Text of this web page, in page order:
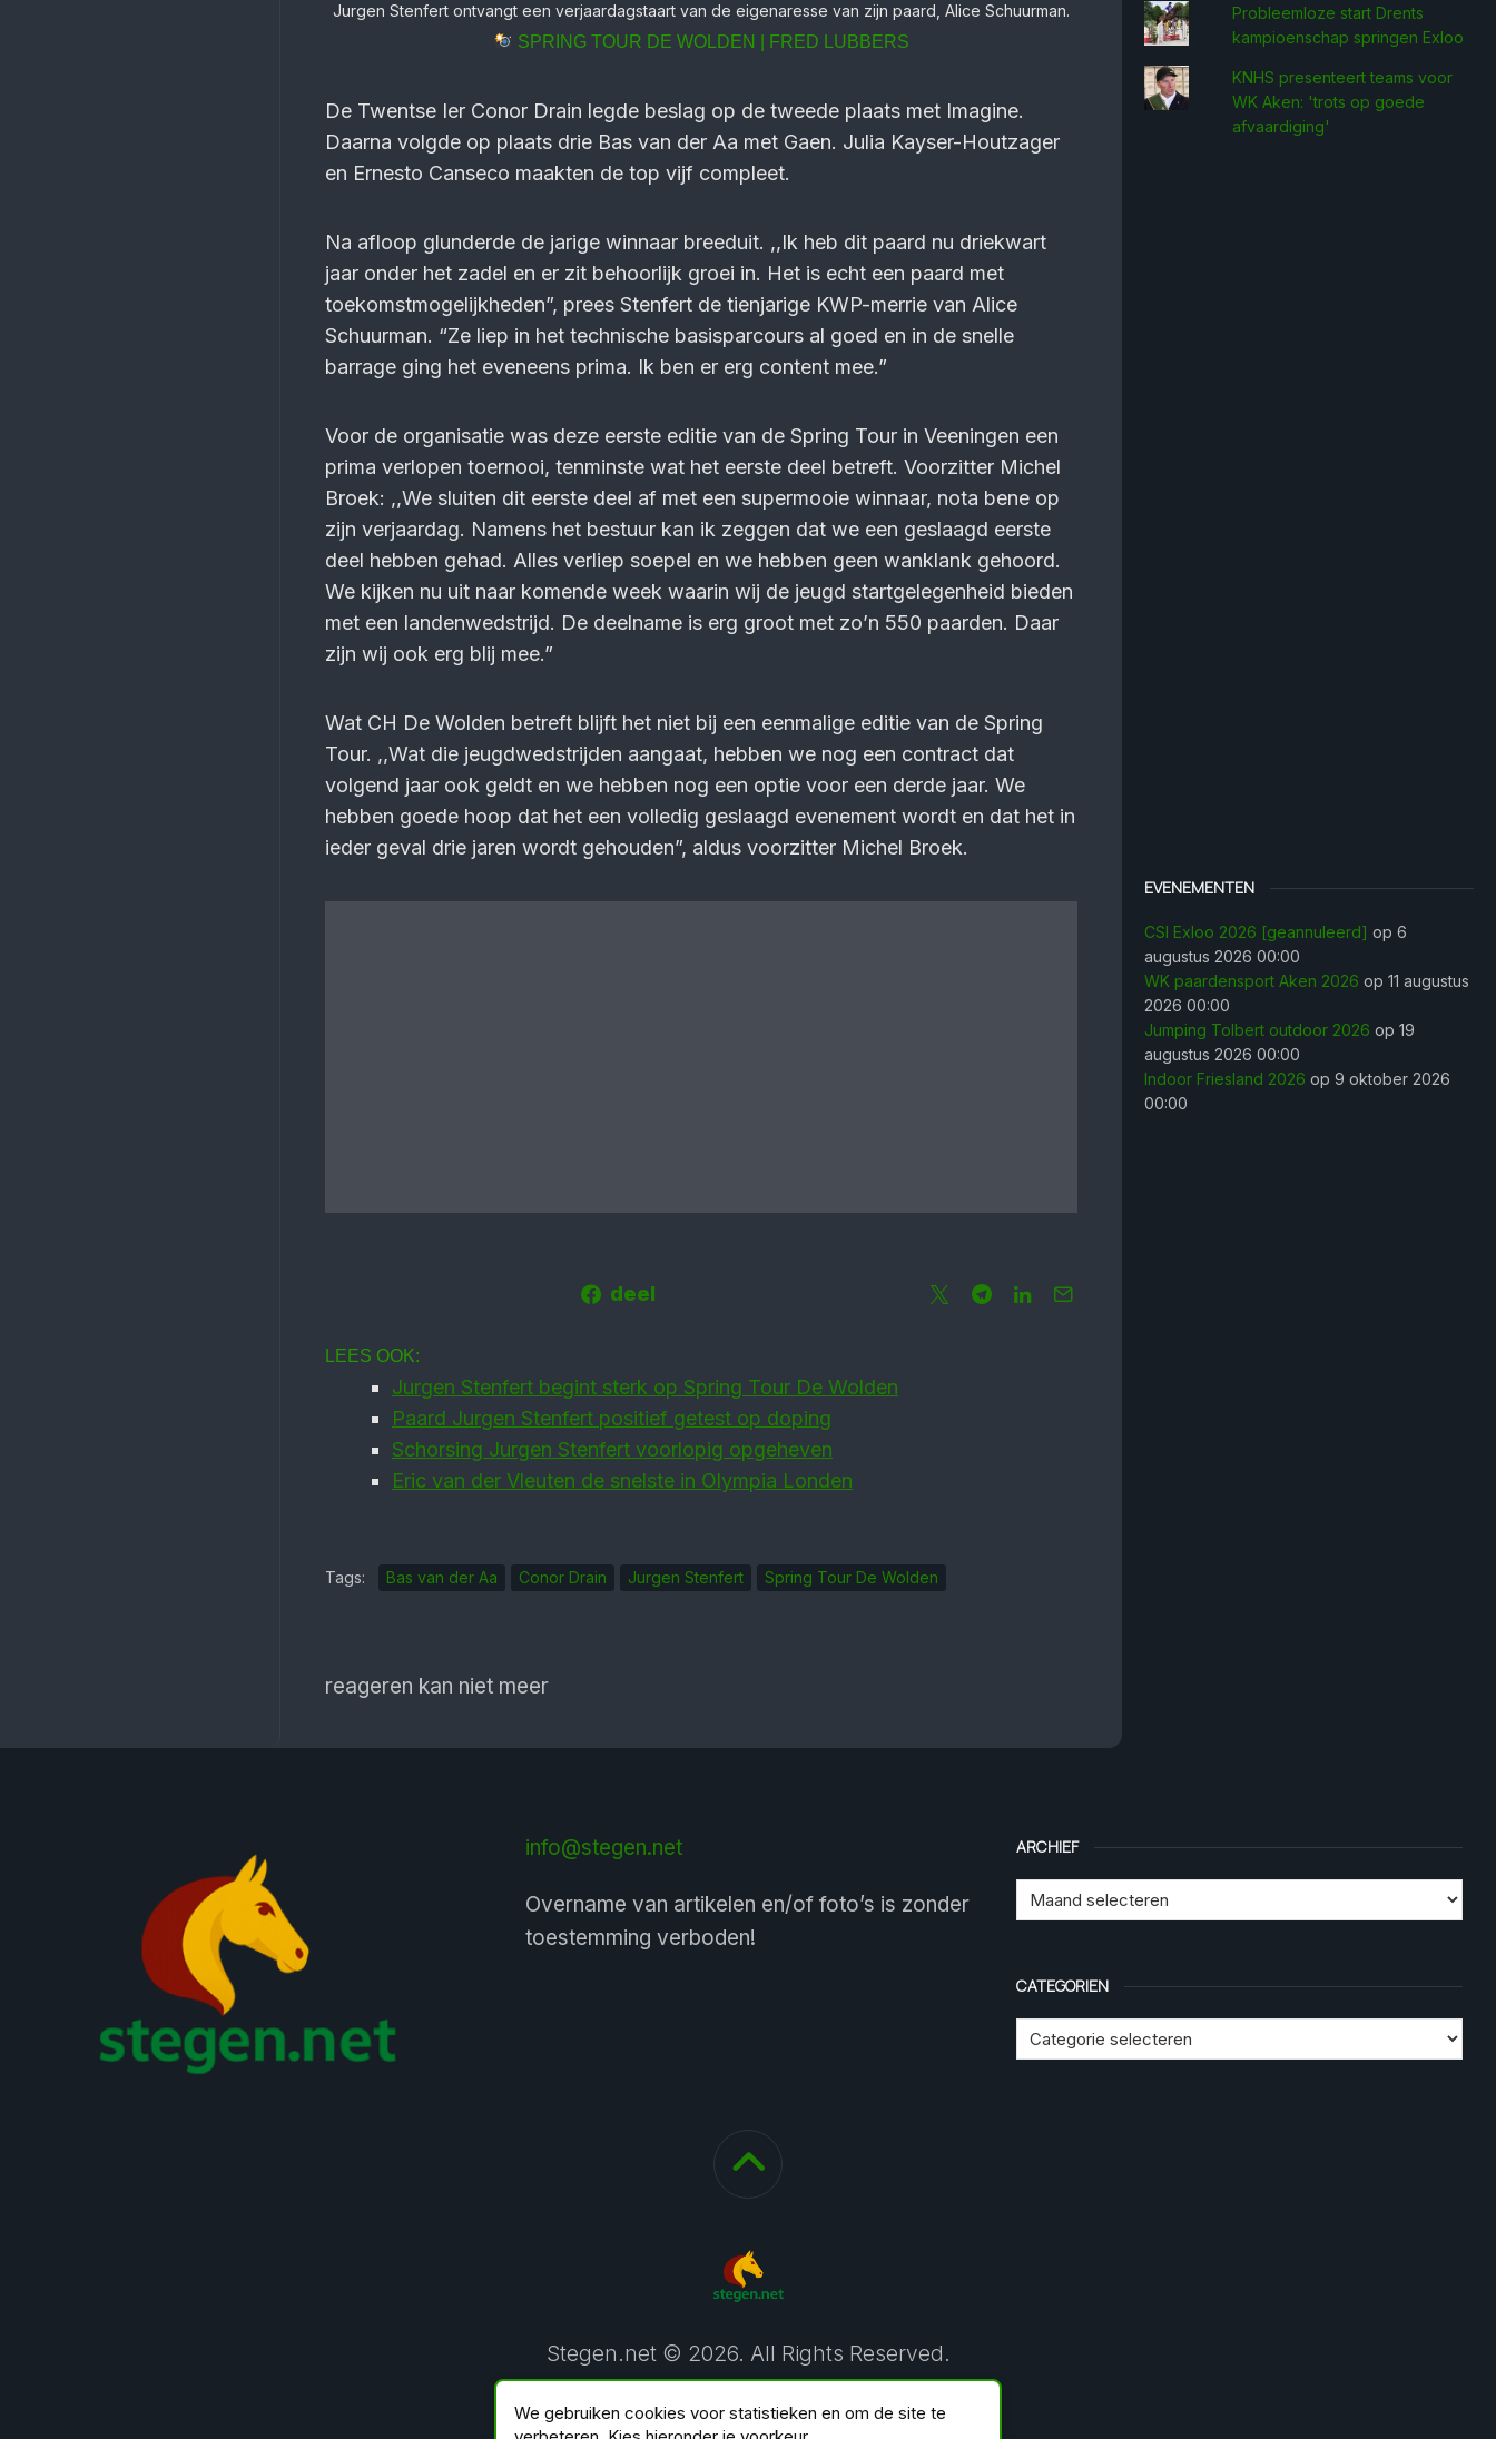
Jurgen Stenfert ontvangt een verjaardagstaart van de eigenaresse van zijn paard, Alice Schuurman.
SPRING TOUR DE WOLDEN | FRED LUBBERS
De Twentse Ier Conor Drain legde beslag op de tweede plaats met Imagine.
Daarna volgde op plaats drie Bas van der Aa met Gaen. Julia Kayser-Houtzager
en Ernesto Canseco maakten de top vijf compleet.
Na afloop glunderde de jarige winnaar breeduit. ,,Ik heb dit paard nu driekwart
jaar onder het zadel en er zit behoorlijk groei in. Het is echt een paard met
toekomstmogelijkheden”, prees Stenfert de tienjarige KWP-merrie van Alice
Schuurman. “Ze liep in het technische basisparcours al goed en in de snelle
barrage ging het eveneens prima. Ik ben er erg content mee.”
Voor de organisatie was deze eerste editie van de Spring Tour in Veeningen een
prima verlopen toernooi, tenminste wat het eerste deel betreft. Voorzitter Michel
Broek: ,,We sluiten dit eerste deel af met een supermooie winnaar, nota bene op
zijn verjaardag. Namens het bestuur kan ik zeggen dat we een geslaagd eerste
deel hebben gehad. Alles verliep soepel en we hebben geen wanklank gehoord.
We kijken nu uit naar komende week waarin wij de jeugd startgelegenheid bieden
met een landenwedstrijd. De deelname is erg groot met zo’n 550 paarden. Daar
zijn wij ook erg blij mee.”
Wat CH De Wolden betreft blijft het niet bij een eenmalige editie van de Spring
Tour. ,,Wat die jeugdwedstrijden aangaat, hebben we nog een contract dat
volgend jaar ook geldt en we hebben nog een optie voor een derde jaar. We
hebben goede hoop dat het een volledig geslaagd evenement wordt en dat het in
ieder geval drie jaren wordt gehouden”, aldus voorzitter Michel Broek.
deel
LEES OOK:
Jurgen Stenfert begint sterk op Spring Tour De Wolden
Paard Jurgen Stenfert positief getest op doping
Schorsing Jurgen Stenfert voorlopig opgeheven
Eric van der Vleuten de snelste in Olympia Londen
Tags: Bas van der Aa Conor Drain Jurgen Stenfert Spring Tour De Wolden
reageren kan niet meer
Probleemloze start Drents
kampioenschap springen Exloo
KNHS presenteert teams voor
WK Aken: 'trots op goede
afvaardiging'
EVENEMENTEN
CSI Exloo 2026 [geannuleerd] op 6
augustus 2026 00:00
WK paardensport Aken 2026 op 11 augustus
2026 00:00
Jumping Tolbert outdoor 2026 op 19
augustus 2026 00:00
Indoor Friesland 2026 op 9 oktober 2026
00:00
info@stegen.net
Overname van artikelen en/of foto’s is zonder
toestemming verboden!
ARCHIEF
CATEGORIEN
Stegen.net © 2026. All Rights Reserved.
We gebruiken cookies voor statistieken en om de site te